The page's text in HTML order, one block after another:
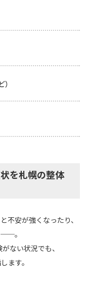
を札幌の整体
不安が強くなったり、
──。
ない状況でも、
ます。